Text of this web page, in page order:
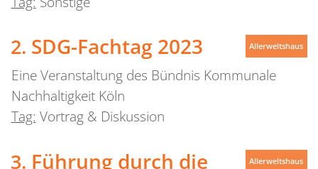
SDG-Fachtag 2023
Eine Veranstaltung des Bündnis Kommunale
Nachhaltigkeit Köln
Tag: Vortrag & Diskussion
Allerweltshaus
Führung durch die
Allerweltshaus